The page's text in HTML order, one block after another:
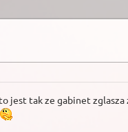
tak ze gabinet zglasza